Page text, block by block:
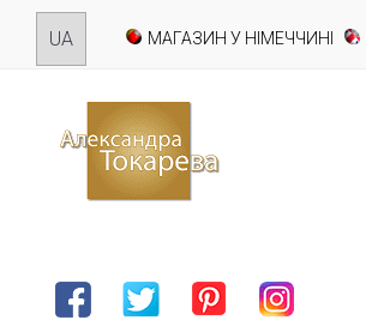
Skip
МАГАЗИН У НІМЕЧЧИНІ
FacebookTwitterPinterestInstagram